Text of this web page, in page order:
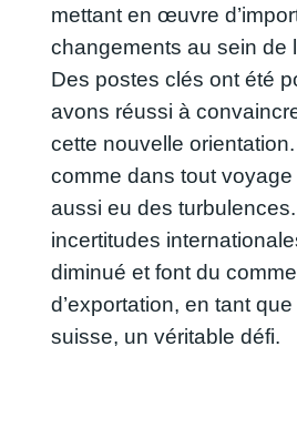
mettant en œuvre
changements au sein de
Des postes clés ont été
avons réussi à
cette nouvelle
comme dans tout
aussi eu des
incertitudes
diminué et font du
d’exportation, en tant
suisse, un véritable défi.